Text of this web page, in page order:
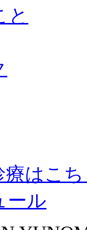
と
療はこ
ール